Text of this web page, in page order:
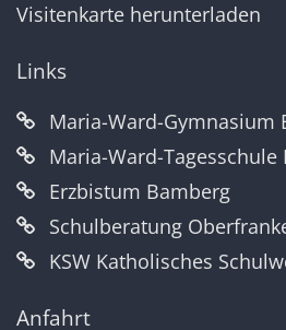
Visitenkarte herunterladen
Links
Maria-Ward-Gymnasium
Maria-Ward-Tagesschule
Erzbistum Bamberg
Schulberatung
KSW Katholisches
Anfahrt